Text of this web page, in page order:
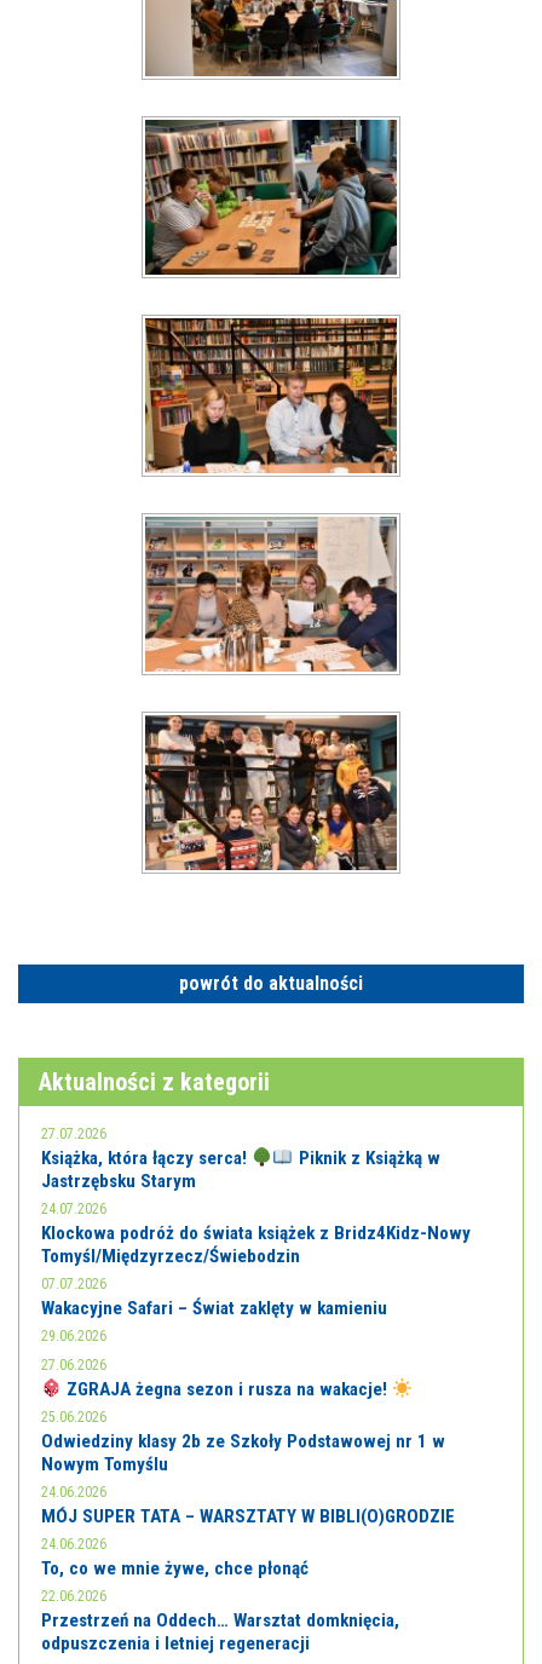
powrót do aktualności
Aktualności z kategorii
27.07.2026
Książka, która łączy serca!
Piknik z Książką w
Jastrzębsku Starym
24.07.2026
Klockowa podróż do świata książek z Bridz4Kidz-Nowy
Tomyśl/Międzyrzecz/Świebodzin
07.07.2026
Wakacyjne Safari – Świat zaklęty w kamieniu
29.06.2026
27.06.2026
ZGRAJA żegna sezon i rusza na wakacje!
25.06.2026
Odwiedziny klasy 2b ze Szkoły Podstawowej nr 1 w
Nowym Tomyślu
24.06.2026
MÓJ SUPER TATA – WARSZTATY W BIBLI(O)GRODZIE
24.06.2026
To, co we mnie żywe, chce płonąć
22.06.2026
Przestrzeń na Oddech… Warsztat domknięcia,
odpuszczenia i letniej regeneracji